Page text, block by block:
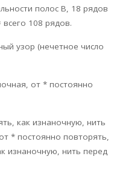
полос В, 18 рядов
108 рядов.
узор (нечетное число
от * постоянно
как изнаночную, нить
* постоянно повторять,
изнаночную, нить перед